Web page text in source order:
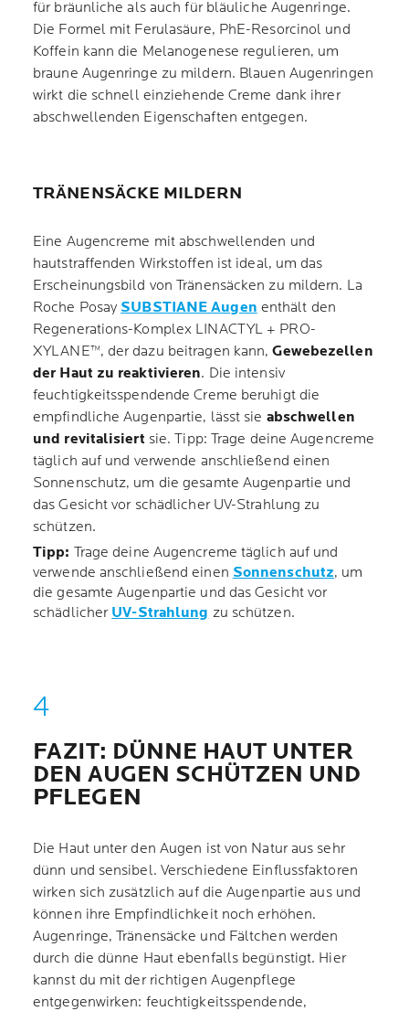
für bräunliche als auch für bläuliche Augenringe.
Die Formel mit Ferulasäure, PhE-Resorcinol und
Koffein kann die Melanogenese regulieren, um
braune Augenringe zu mildern. Blauen Augenringen
wirkt die schnell einziehende Creme dank ihrer
abschwellenden Eigenschaften entgegen.
TRÄNENSÄCKE MILDERN
Eine Augencreme mit abschwellenden und
hautstraffenden Wirkstoffen ist ideal, um das
Erscheinungsbild von Tränensäcken zu mildern. La
Roche Posay SUBSTIANE Augen enthält den
Regenerations-Komplex LINACTYL + PRO-
XYLANE™, der dazu beitragen kann,Gewebezellen
der Haut zu reaktivieren. Die intensiv
feuchtigkeitsspendende Creme beruhigt die
empfindliche Augenpartie, lässt sie abschwellen
und revitalisiert sie. Tipp: Trage deine Augencreme
täglich auf und verwende anschließend einen
Sonnenschutz, um die gesamte Augenpartie und
das Gesicht vor schädlicher UV-Strahlung zu
schützen.
Tipp: Trage deine Augencreme täglich auf und
verwende anschließend einen Sonnenschutz, um
die gesamte Augenpartie und das Gesicht vor
schädlicher UV-Strahlung zu schützen.
FAZIT: DÜNNE HAUT UNTER
DEN AUGEN SCHÜTZEN UND
PFLEGEN
Die Haut unter den Augen ist von Natur aus sehr
dünn und sensibel. Verschiedene Einflussfaktoren
wirken sich zusätzlich auf die Augenpartie aus und
können ihre Empfindlichkeit noch erhöhen.
Augenringe, Tränensäcke und Fältchen werden
durch die dünne Haut ebenfalls begünstigt. Hier
kannst du mit der richtigen Augenpflege
entgegenwirken: feuchtigkeitsspendende,